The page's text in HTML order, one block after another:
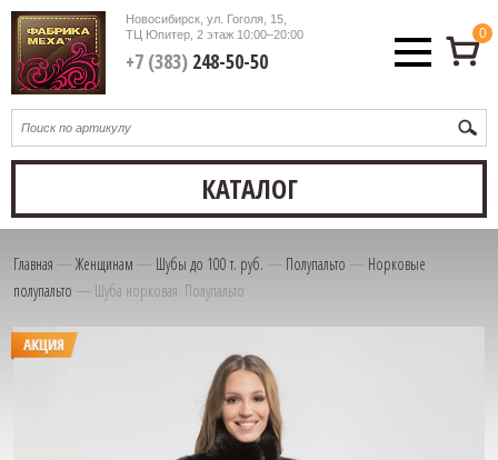
Новосибирск, ул. Гоголя, 15,
ТЦ Юпитер, 2 этаж10:00–20:00
+7 (383)248-50-50
0
КАТАЛОГ
Главная — Женщинам — Шубы до 100 т. руб. — Полупальто — Норковые
полупальто — Шуба норковая. Полупальто